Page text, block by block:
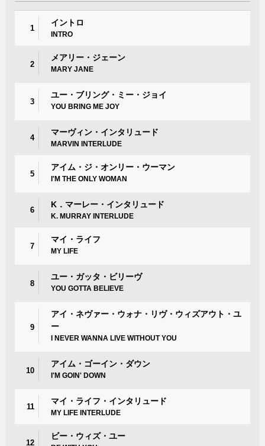
1
イントロ
INTRO
2
メアリー・ジェーン
MARY JANE
3
ユー・ブリング・ミー・ジョイ
YOU BRING ME JOY
4
マーヴィン・インタリュード
MARVIN INTERLUDE
5
アイム・ジ・オンリー・ウーマン
I'M THE ONLY WOMAN
6
K．マーレー・インタリュード
K. MURRAY INTERLUDE
7
マイ・ライフ
MY LIFE
8
ユー・ガッタ・ビリーヴ
YOU GOTTA BELIEVE
9
アイ・ネヴァー・ウォナ・リヴ・ウィズアウト・ユ
ー
I NEVER WANNA LIVE WITHOUT YOU
10
アイム・ゴーイン・ダウン
I'M GOIN' DOWN
11
マイ・ライフ・インタリュード
MY LIFE INTERLUDE
12
ビー・ウィズ・ユー